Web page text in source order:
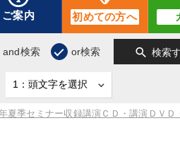
ご案内 初めての方へ
and検索 or検索 search 検索
夏季セミナー収録講演ＣＤ・講演ＤＶＤ